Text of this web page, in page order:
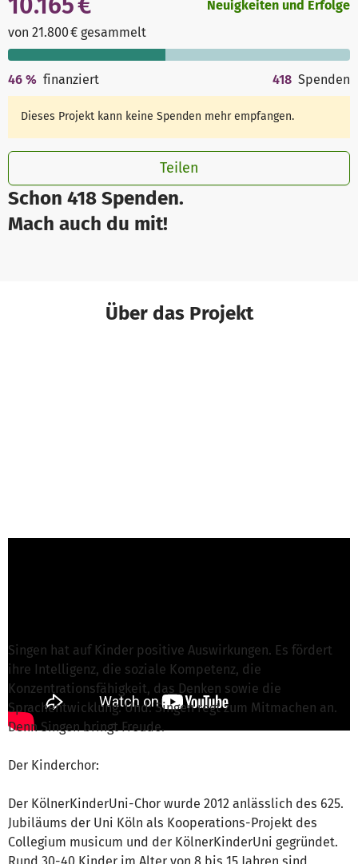
Schon 418 Spenden.
Mach auch du mit!
von 21.800 € gesammelt
Neuigkeiten und Erfolge
46 % finanziert 418 Spenden
Dieses Projekt kann keine Spenden mehr empfangen.
Teilen
Über das Projekt
Singen hat auf Kinder positive Auswirkungen. Es fördert
ihre Intelligenz, die soziale Kompetenz, die
Konzentrationsfähigkeit, das Denken sowie die
Sprachentwicklung. Und: Singen regt zum Mitmachen an.
Denn Singen bringt Freude.
Der Kinderchor:
Der KölnerKinderUni-Chor wurde 2012 anlässlich des 625.
Jubiläums der Uni Köln als Kooperations-Projekt des
Collegium musicum und der KölnerKinderUni gegründet.